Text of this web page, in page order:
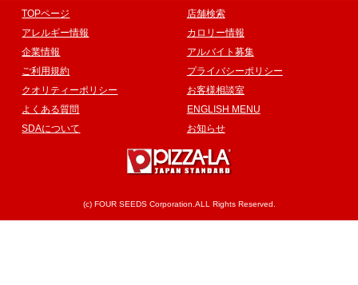
TOPページ
店舗検索
アレルギー情報
カロリー情報
企業情報
アルバイト募集
ご利用規約
プライバシーポリシー
クオリティーポリシー
お客様相談室
よくある質問
ENGLISH MENU
SDAについて
お知らせ
(c) FOUR SEEDS Corporation.ALL Rights Reserved.